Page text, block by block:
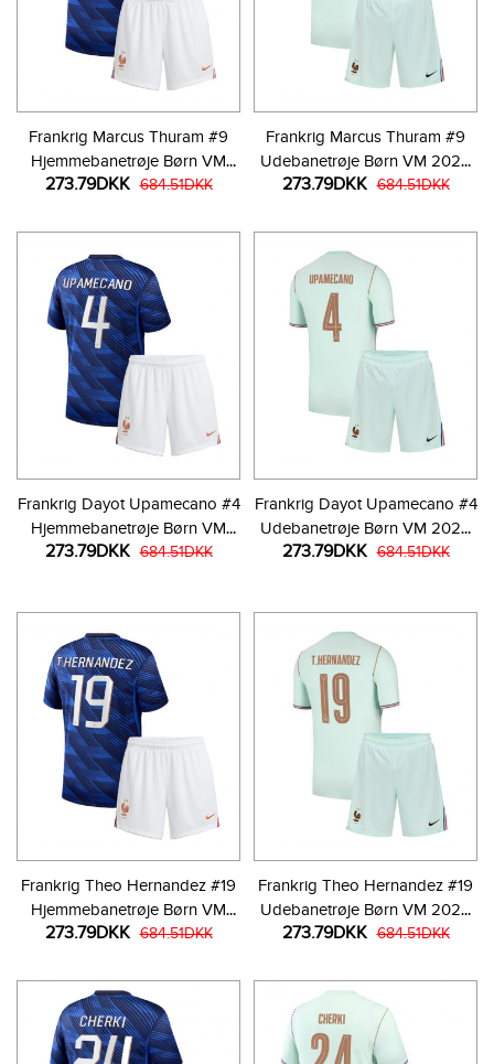
Frankrig Marcus Thuram #9
Hjemmebanetrøje Børn VM
2026 Kortærmet (+ Korte
273.79DKK 684.51DKK
Frankrig Marcus Thuram #9
Udebanetrøje Børn VM 2026
Kortærmet (+ Korte bukser)
273.79DKK 684.51DKK
Frankrig Dayot Upamecano #4
Hjemmebanetrøje Børn VM
2026 Kortærmet (+ Korte
273.79DKK 684.51DKK
Frankrig Dayot Upamecano #4
Udebanetrøje Børn VM 2026
Kortærmet (+ Korte bukser)
273.79DKK 684.51DKK
Frankrig Theo Hernandez #19
Hjemmebanetrøje Børn VM
2026 Kortærmet (+ Korte
273.79DKK 684.51DKK
Frankrig Theo Hernandez #19
Udebanetrøje Børn VM 2026
Kortærmet (+ Korte bukser)
273.79DKK 684.51DKK